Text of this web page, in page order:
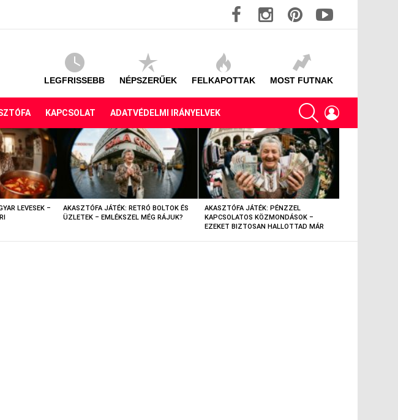
LEGFRISSEBB NÉPSZERŰEK FELKAPOTTAK MOST FUTNAK
KAPCSOLAT ADATVÉDELMI IRÁNYELVEK
SEARCH
LEVESEK –
AKASZTÓFA JÁTÉK: RETRÓ BOLTOK ÉS
ÜZLETEK – EMLÉKSZEL MÉG RÁJUK?
AKASZTÓFA JÁTÉK: PÉNZZEL
KAPCSOLATOS KÖZMONDÁSOK –
EZEKET BIZTOSAN HALLOTTAD MÁR